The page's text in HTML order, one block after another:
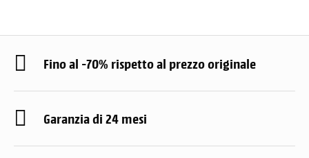
Fino al -70% rispetto al prezzo originale
Garanzia di 24 mesi